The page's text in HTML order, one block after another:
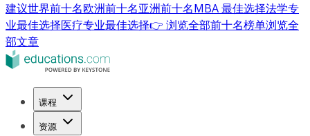
建议世界前十名欧洲前十名亚洲前十名MBA 最佳选择法学专
业最佳选择医疗专业最佳选择👉 浏览全部前十名榜单浏览全
部文章
课程
资源